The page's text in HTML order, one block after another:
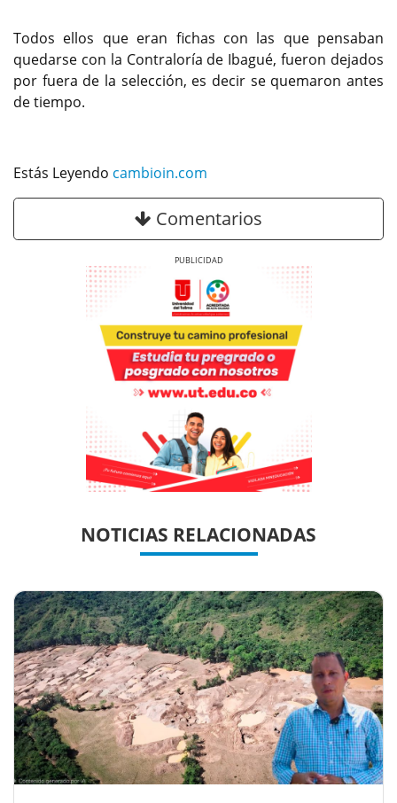
Todos ellos que eran fichas con las que pensaban
quedarse con la Contraloría de Ibagué, fueron dejados
por fuera de la selección, es decir se quemaron antes
de tiempo.
Estás Leyendo cambioin.com
Comentarios
NOTICIAS RELACIONADAS